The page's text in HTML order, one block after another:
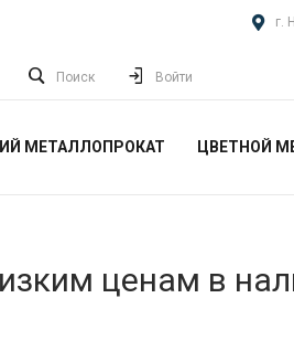
г.
Поиск Войти
МЕТАЛЛОПРОКАТ ЦВЕТНОЙ
ценам в